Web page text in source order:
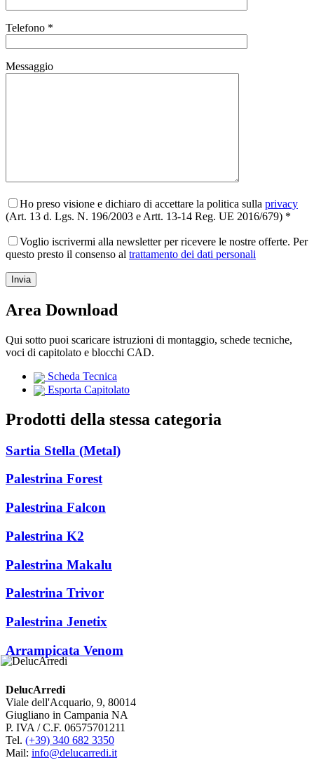
Telefono *
Messaggio
Ho preso visione e dichiaro di accettare la politica sulla privacy
(Art. 13 d. Lgs. N. 196/2003 e Artt. 13-14 Reg. UE 2016/679) *
Voglio iscrivermi alla newsletter per ricevere le nostre offerte. Per
questo presto il consenso al trattamento dei dati personali
Area Download
Qui sotto puoi scaricare istruzioni di montaggio, schede tecniche,
voci di capitolato e blocchi CAD.
Scheda Tecnica
Esporta Capitolato
Prodotti della stessa categoria
Sartia Stella (Metal)
Palestrina Forest
Palestrina Falcon
Palestrina K2
Palestrina Makalu
Palestrina Trivor
Palestrina Jenetix
Arrampicata Venom
DelucArredi
Viale dell'Acquario, 9, 80014
Giugliano in Campania NA
P. IVA / C.F. 06575701211
Tel. (+39) 340 682 3350
Mail: info@delucarredi.it